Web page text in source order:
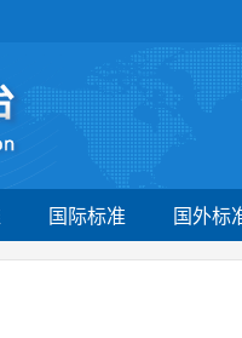
国际标准 国外标